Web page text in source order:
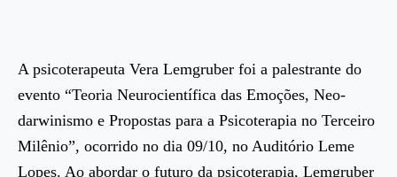
A psicoterapeuta Vera Lemgruber foi a palestrante do
evento “Teoria Neurocientífica das Emoções, Neo-
darwinismo e Propostas para a Psicoterapia no Terceiro
Milênio”, ocorrido no dia 09/10, no Auditório Leme
Lopes. Ao abordar o futuro da psicoterapia, Lemgruber